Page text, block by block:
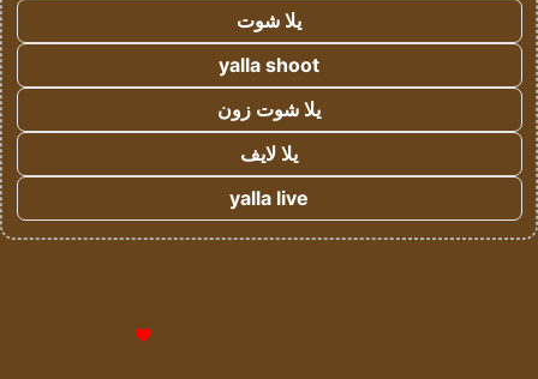
يلا شوت
yalla shoot
يلا شوت زون
يلا لايف
yalla live